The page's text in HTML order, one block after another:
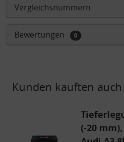
Vergleichsnummern
Bewertungen 0
Kunden kauften auch
(-20